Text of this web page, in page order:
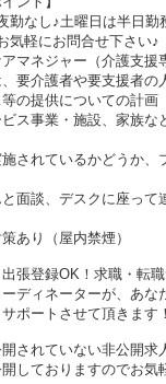
勤なし♪土曜日は半日勤
気軽にお問合せ下さい♪
マネジャー（介護支援
要介護者や要支援者の
の提供についての計画
ス事業・施設、家族な
されているかどうか、
面談、デスクに座って
あり（屋内禁煙）
出張登録OK！求職・転職
ディネーターが、あ
ポートさせて頂きます！
されていない非公開
しておりますのでお気